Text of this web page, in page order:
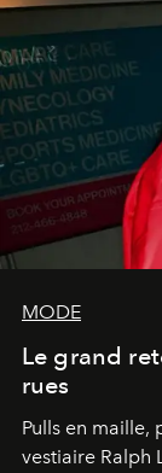
MODE
Le grand
rues
Pulls en maille,
vestiaire Ralph